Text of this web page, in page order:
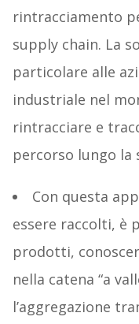
rintracciamento
supply chain. La
particolare alle
industriale nel
rintracciare e
percorso lungo la
Con questa
essere raccolti, è
prodotti,
nella catena “a
l’aggregazione